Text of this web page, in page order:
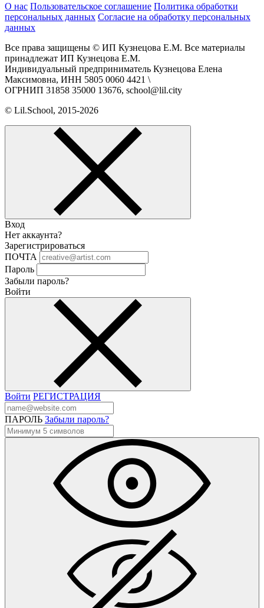
О нас Пользовательское соглашение Политика обработки
персональных данных Согласие на обработку персональных
данных
Все права защищены © ИП Кузнецова Е.М. Все материалы
принадлежат ИП Кузнецова Е.М.
Индивидуальный предприниматель Кузнецова Елена
Максимовна, ИНН 5805 0060 4421 \
ОГРНИП 31858 35000 13676, school@lil.city
© Lil.School, 2015‐2026
Вход
Нет аккаунта?
Зарегистрироваться
ПОЧТА
Пароль
Забыли пароль?
Войти
Войти РЕГИСТРАЦИЯ
ПАРОЛЬ Забыли пароль?